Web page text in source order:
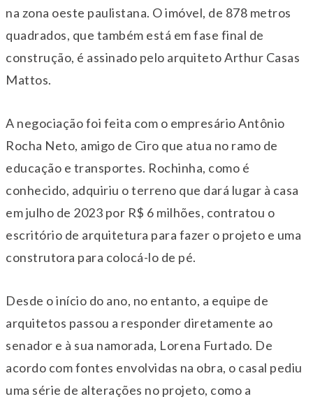
na zona oeste paulistana. O imóvel, de 878 metros
quadrados, que também está em fase final de
construção, é assinado pelo arquiteto Arthur Casas
Mattos.
A negociação foi feita com o empresário Antônio
Rocha Neto, amigo de Ciro que atua no ramo de
educação e transportes. Rochinha, como é
conhecido, adquiriu o terreno que dará lugar à casa
em julho de 2023 por R$ 6 milhões, contratou o
escritório de arquitetura para fazer o projeto e uma
construtora para colocá-lo de pé.
Desde o início do ano, no entanto, a equipe de
arquitetos passou a responder diretamente ao
senador e à sua namorada, Lorena Furtado. De
acordo com fontes envolvidas na obra, o casal pediu
uma série de alterações no projeto, como a